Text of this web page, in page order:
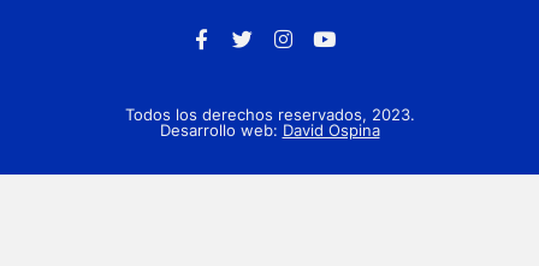
Todos los derechos reservados, 2023.
Desarrollo web: David Ospina